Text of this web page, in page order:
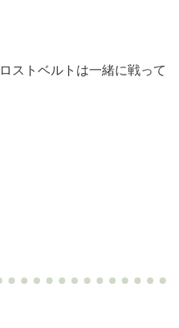
ストベルトは一緒に戦って